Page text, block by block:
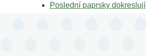
Poslední paprsky dokreslují